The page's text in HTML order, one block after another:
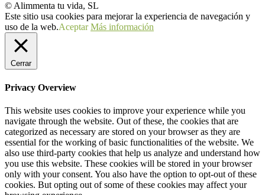
© Alimmenta tu vida, SL
Este sitio usa cookies para mejorar la experiencia de navegación y
uso de la web.Aceptar Más información
Cerrar
Privacy Overview
This website uses cookies to improve your experience while you
navigate through the website. Out of these, the cookies that are
categorized as necessary are stored on your browser as they are
essential for the working of basic functionalities of the website. We
also use third-party cookies that help us analyze and understand how
you use this website. These cookies will be stored in your browser
only with your consent. You also have the option to opt-out of these
cookies. But opting out of some of these cookies may affect your